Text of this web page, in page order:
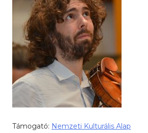
Támogató: Nemzeti Kulturális Alap